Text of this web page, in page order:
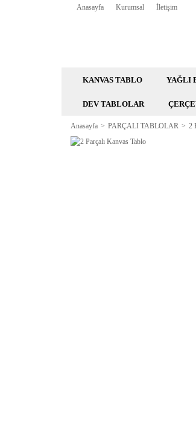
Anasayfa Kurumsal İletişim
KANVAS TABLO YAĞLI
DEV TABLOLAR
Anasayfa PARÇALI TABLOLAR 2